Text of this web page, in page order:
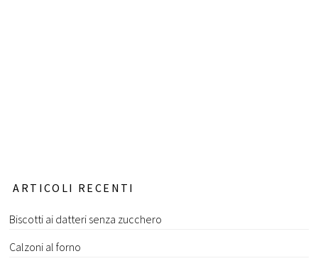
ARTICOLI RECENTI
Biscotti ai datteri senza zucchero
Calzoni al forno